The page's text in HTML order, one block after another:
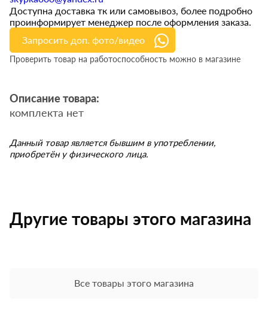
Доступна доставка тк или самовывоз, более подробно
проинформирует менеджер после оформления заказа.
Запросить доп. фото/видео
Проверить товар на работоспособность можно в магазине
Описание товара:
комплекта нет
Данный товар является бывшим в употреблении,
приобретён у физического лица.
Другие товары этого магазина
Все товары этого магазина